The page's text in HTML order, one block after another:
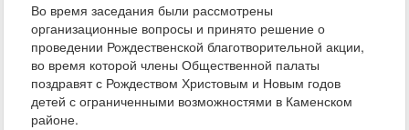
Во время заседания были рассмотрены
организационные вопросы и принято решение о
проведении Рождественской благотворительной акции,
во время которой члены Общественной палаты
поздравят с Рождеством Христовым и Новым годов
детей с ограниченными возможностями в Каменском
районе.